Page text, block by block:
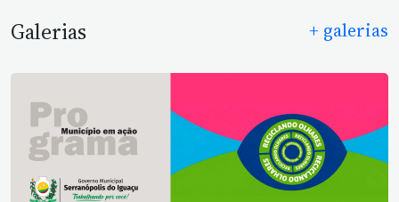
Galerias + galerias